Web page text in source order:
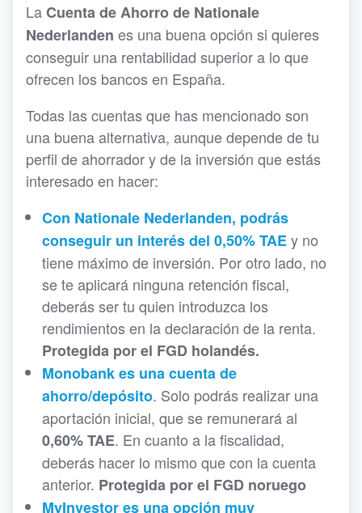
LaCuenta de Ahorro de Nationale
Nederlanden es una buena opción si quieres
conseguir una rentabilidad superior a lo que
ofrecen los bancos en España.
Todas las cuentas que has mencionado son
una buena alternativa, aunque depende de tu
perfil de ahorrador y de la inversión que estás
interesado en hacer:
Con Nationale Nederlanden, podrás
conseguir un interés del 0,50% TAEy no
tiene máximo de inversión. Por otro lado, no
se te aplicará ninguna retención fiscal,
deberás ser tu quien introduzca los
rendimientos en la declaración de la renta.
Protegida por el FGD holandés.
Monobank es una cuenta de
ahorro/depósito. Solo podrás realizar una
aportación inicial, que se remunerará al
0,60% TAE. En cuanto a la fiscalidad,
deberás hacer lo mismo que con la cuenta
anterior. Protegida por el FGD noruego
MyInvestor es una opción muy